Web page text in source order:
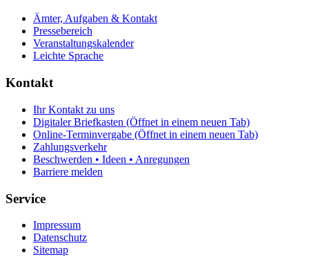
Ämter, Aufgaben & Kontakt
Pressebereich
Veranstaltungskalender
Leichte Sprache
Kontakt
Ihr Kontakt zu uns
Digitaler Briefkasten (Öffnet in einem neuen Tab)
Online-Terminvergabe (Öffnet in einem neuen Tab)
Zahlungsverkehr
Beschwerden • Ideen • Anregungen
Barriere melden
Service
Impressum
Datenschutz
Sitemap